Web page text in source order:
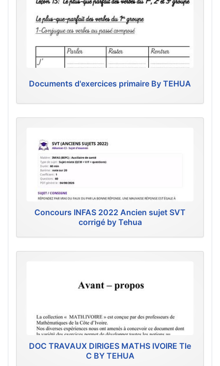
Documents d'exercices primaire By TEHUA
Concours INFAS 2022 Ancien sujet SVT
corrigé by Tehua
DOC TRAVAUX DIRIGES MATHS IVOIRE Tle
C BY TEHUA